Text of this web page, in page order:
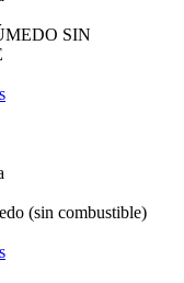
SIN
(sin combustible)